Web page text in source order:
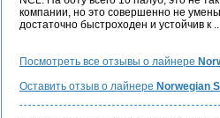
компании, но это совершенно не
достаточно быстроходен и устойчив к
Посмотреть все отзывы о лайнере
Оставить отзыв о лайнере Norwegian